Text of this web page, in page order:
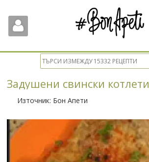
Задушени свински котлети
Източник: Бон Апети